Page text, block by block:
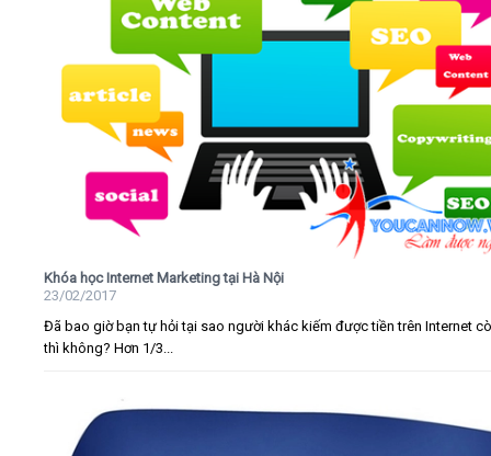
Khóa học Internet Marketing tại Hà Nội
23/02/2017
Đã bao giờ bạn tự hỏi tại sao người khác kiếm được tiền trên Internet
thì không? Hơn 1/3...